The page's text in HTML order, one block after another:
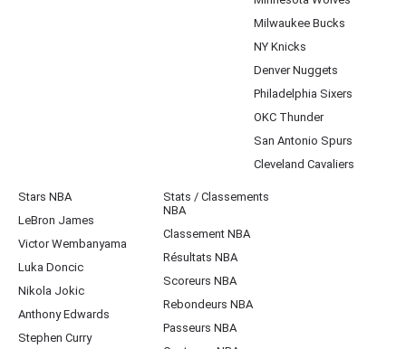
Milwaukee Bucks
NY Knicks
Denver Nuggets
Philadelphia Sixers
OKC Thunder
San Antonio Spurs
Cleveland Cavaliers
Stars NBA
LeBron James
Victor Wembanyama
Luka Doncic
Nikola Jokic
Anthony Edwards
Stephen Curry
Stats / Classements
NBA
Classement NBA
Résultats NBA
Scoreurs NBA
Rebondeurs NBA
Passeurs NBA